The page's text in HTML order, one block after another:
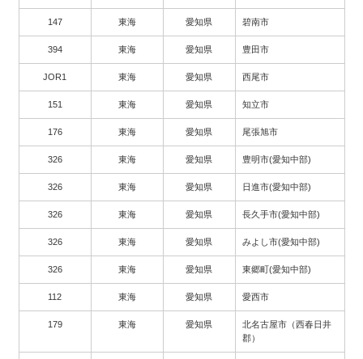
147 東海 愛知県 碧南市
394 東海 愛知県 豊田市
JOR1 東海 愛知県 西尾市
151 東海 愛知県 知立市
176 東海 愛知県 尾張旭市
326 東海 愛知県 豊明市(愛知中部)
326 東海 愛知県 日進市(愛知中部)
326 東海 愛知県 長久手市(愛知中部)
326 東海 愛知県 みよし市(愛知中部)
326 東海 愛知県 東郷町(愛知中部)
112 東海 愛知県 愛西市
179 東海 愛知県
北名古屋市（西春日井
郡）